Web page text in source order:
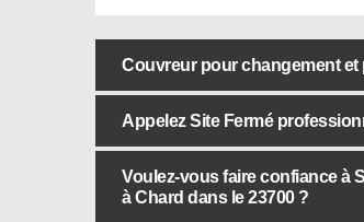
Couvreur pour changement et
Appelez Site Fermé
Voulez-vous faire confiance à
à Chard dans le 23700 ?